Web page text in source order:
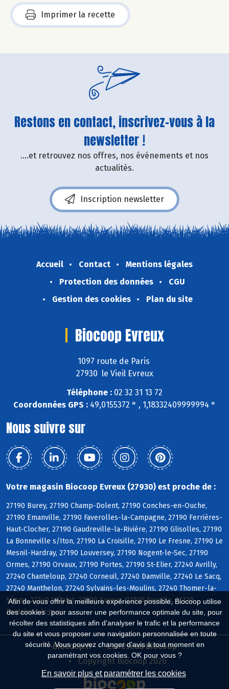
Afin de vous offrir la meilleure expérience possible, Biocoop utilise
des cookies : pour assurer une performance optimale du site, pour
récolter des statistiques afin d'analyser le trafic et la performance
du site et vous proposer une navigation personnalisée en toute
sécurité. Vous pouvez changer d'avis à tout moment en
paramétrant vos cookies. OK pour vous ?
En savoir plus et paramétrer les cookies
Imprimer la recette
Restons en contact, inscrivez-vous à la
newsletter !
....et retrouvez nos offres, nos événements et nos
actualités.
Inscription newsletter
Accueil Contact
Mentions légales
Protection des données
CGU
Gestion des cookies
Plan du site
Biocoop Evreux
1097 route de Paris
27930 le Vieil Evreux
Téléphone : 02 32 31 13 72
Coordonnées GPS : 49,0155372 ° , 1,18332409999994 °
Nous suivre sur
Votre magasin Biocoop Evreux (27930) est proche de :
27190 Burey, 27190 Champ-Dolent, 27190 Conches-en-Ouche,
27190 Emanville, 27190 Faverolles-la-Campagne, 27190 Ferrières-
Haut-Clocher, 27190 Gaudreville-la-Rivière, 27190 Glisolles, 27190
La Bonneville s/Iton, 27190 La Croisille, 27190 Le Fresne, 27190 Le
Mesnil-Hardray, 27190 Louversey, 27190 Nogent-le-Sec, 27190
Ormes, 27190 Orvaux, 27190 Portes, 27190 St-Elier, 27240 Avrilly,
27240 Chanteloup, 27240 Corneuil, 27240 Damville, 27240 Le Sacq,
27240 Manthelon, 27240 Sylvains-les-Moulins, 27240 Thomer-la-
Sôgne, 27240 Villalet, 27000 Evreux, 27930 Fauville, 27120
Fontaine s/s Jouy
Biocoop.fr
Le réseau Biocoop
Copyright Biocoop 2026